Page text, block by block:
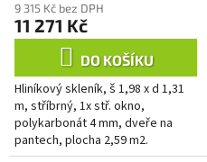
9 315 Kč bez DPH
11 271 Kč
DO KOŠÍKU
Hliníkový skleník, š 1,98 x d 1,31
m, stříbrný, 1x stř. okno,
polykarbonát 4 mm, dveře na
pantech, plocha 2,59 m2.